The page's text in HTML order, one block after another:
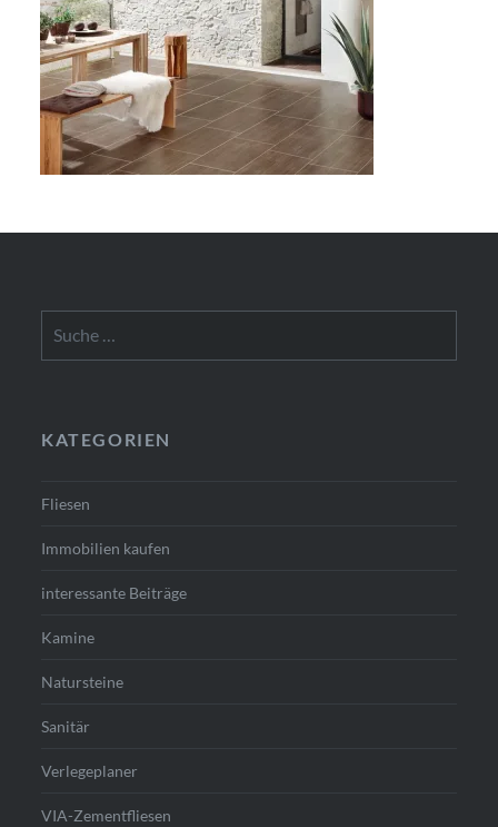
nach:
KATEGORIEN
Fliesen
Immobilien kaufen
interessante Beiträge
Kamine
Natursteine
Sanitär
Verlegeplaner
VIA-Zementfliesen